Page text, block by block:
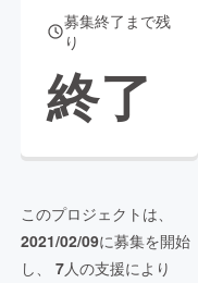
募集終了まで残
り
終了
このプロジェクトは、
2021/02/09に募集を開始
し、 7人の支援により